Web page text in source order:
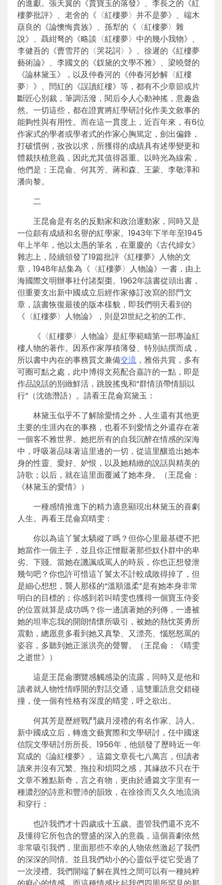
的進獻。張天翼的《賈寶玉的落發》、李長之的《紅
樓夢批評》、老舍的《〈紅樓夢〉并不是夢》、端木
蕻良的《論懊悔貴族》、孫犁的《〈紅樓夢〉雜
說》、聶紺弩的《略談〈紅樓夢〉中的幾小我物》、
李健吾的《曹雪芹的〈哭花詞〉》、徐遲的《紅樓夢
藝術論》、李國文的《釵黛的文學不雅》、梁曉聲的
《論林黛玉》，以及仲春河的《仲春河妙解〈紅樓
夢〉》、閆紅的《誤讀紅樓》等，都有不少章節或片
斷匠心別裁，筆調活潑，閱后令人心動神搖，意趣盎
然。一切這些，都在證實將紅學研討化作美文敘事的
能夠性與有用性。而在這一貫度上，近百年來，有6位
作家式的學者或學者式的作家心胸篤定，劍出偏鋒，
打破慣例，孜孜以求，所獲得的成績具有述學變更和
體裁扶植意義，因此尤其值得器重。以時光為線索，
他們是：王昆侖、何其芳、蔣和森、王蒙、李敬澤和
潘向黎。
二
王昆侖是有名的反動家和政治運動家，同時又是
一位頗有成績和名譽的紅學家。1943年下半年至1945
年上半年，他以太愚的筆名，在重慶的《古代婦女》
雜志上，陸續頒發了19篇批評《紅樓夢》人物的文
章，1948年結集為《〈紅樓夢〉人物論》一書，由上
海國際文明辦事社付諸梨棗。1962年該書從頭出書，
但重要支出新中國成立后經作家修訂改寫的部門文
章，該書恢復最後的版本樣貌，即我們明天看到的
《〈紅樓夢〉人物論》，則是21世紀之初的工作。
《〈紅樓夢〉人物論》是紅學範疇第一部專論紅
樓人物的著作。因系作家厚積薄發、特別結撰而成，
所以書中內在的事務質文兼備交流 ，雅俗共賞，多有
可圈可點之處，此中博得文苑配合嘉許的一點，即是
作品說話的別緻鮮活，跳脫搖曳和“群情須帶情韻以
行”（沈德潛語）。請看王昆侖寫黛玉：
林黛玉似乎不了解除愛情之外，人生還有其他更
主要的生涯內在的事務，也看不到愛情之外還存在著
一個客不雅世界。她把所有的自我沉醉在情感的深海
中，呼吸著品味著這里邊的一切，從這里釀造出她本
身的性靈、愛好、妒恨，以及她精緻的說話與精美的
詩歌；以后，就在這里面覆滅了她本身。（王昆侖：
《林黛玉的愛情》）
一種感情推進下的精力適意顯現出林黛玉的喜劇
人生。再看王昆侖寫晴雯：
你以為這丫鬟太驕縱了嗎？但你心里最基礎不把
她當作一個主子，並且你正憎厭著那些奴仆群中的卑
劣、下賤。當她在譏諷或罵人的時辰，你也正想發泄
幾句吧？你也許可惜這丫鬟太不計較成敗得掉了，但
是細心想想，襲人那樣的“溫順溫柔”是有她本身非常
明白的目標的；你感到若叫晴雯也獲得一個寶玉侍妾
的位置就算是成功嗎？你一邊讀著她的列傳，一邊被
她的坦率忘我的開朗情懷所吸引，被她的熱忱英勇所
震動，總愿意多看到她又真摯、又漂亮、惱怒怒罵的
姿容，多聽到她正派洪亮的聲響。（王昆侖：《晴雯
之逝世》）
這是王昆侖瀏覽感觸感染的流露，同時又是他和
讀者就人物性情睜開的對話交通，這雙重語意交錯碰
撞，使一個有性格有深度的晴雯，呼之欲出。
何其芳是歷經戰鬥歲月浸禮的有名作家、詩人。
新中國成立后，轉進文藝實際和文學研討，任中國迷
信院文學研討所所長。1956年，他頒發了歷時近一年
寫成的《論紅樓夢》。這篇文章長七八萬言，但讀者
讀來并沒有冗繁、拖拉和煩悶之感，其緣故不只在于
文章不雅點新奇，言之有物，更由於通篇文字里有一
種濃烈的詩意和豐沛的韻致，在徐徐而又久久地流淌
和穿行：
也許我們才十四歲或十五歲。盡管我們還不克不
及懂得它所包含的豐盛的深入的意義，這個喜劇依然
非常吸引我們，里面那些不幸的人物依然激起了我們
的深深的同情。並且我們幼小的心靈似乎從它受過了
一次浸禮。我們開端了解在異性之間可以有一種純粹